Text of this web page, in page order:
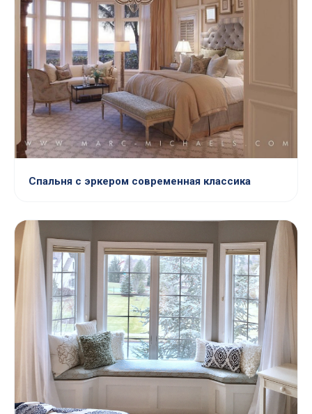
Спальня с эркером современная классика